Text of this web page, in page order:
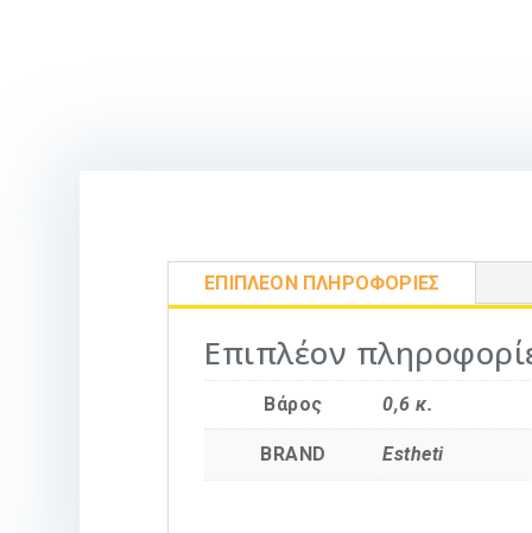
ΕΠΙΠΛΈΟΝ ΠΛΗΡΟΦΟΡΊΕΣ
Επιπλέον
Βάρος 0,6 κ.
BRAND Estheti